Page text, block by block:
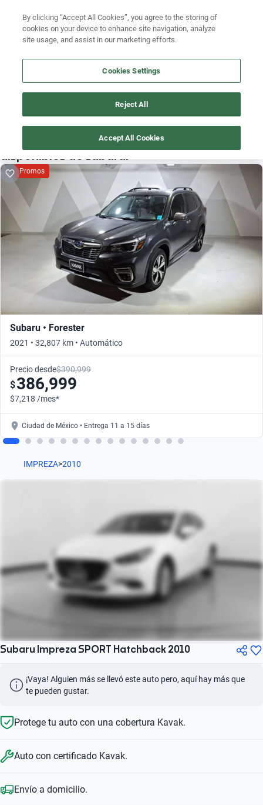
Ubicación
Busca por modelo
Busca por versión
Busca por versión
Busca por año
¡Vaya! Alguien más se llevó este auto pero, aquí hay más que
¡Descubre otros modelos que tenemos
disponibles de subaru!
Promos
Subaru • Forester
2021 • 32,807 km • Automático
Precio desde$390,999
$386,999
$7,218 /mes*
Ciudad de México • Entrega 11 a 15 días
IMPREZA>2010
Subaru Impreza SPORT Hatchback 2010
¡Vaya! Alguien más se llevó este auto pero, aquí hay más que
te pueden gustar.
Protege tu auto con una cobertura Kavak.
Auto con certificado Kavak.
Envío a domicilio.
By clicking “Accept All Cookies”, you agree to the storing of
cookies on your device to enhance site navigation, analyze
site usage, and assist in our marketing efforts.
Cookies Settings
Reject All
Accept All Cookies